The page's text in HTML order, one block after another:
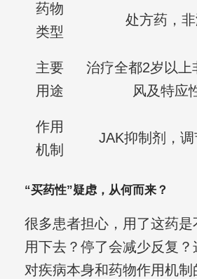
药物
类型
处方药，
主要
用途
治疗全都2岁以上
风及特应
作用
机制
JAK抑制剂，
“买药性”疑虑，从何而来？
很多患者担心，用了这药是
用下去？停了会减少反复
对疾病本身和药物作用机